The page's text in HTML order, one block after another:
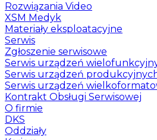
Rozwiązania Video
XSM Medyk
Materiały eksploatacyjne
Serwis
Zgłoszenie serwisowe
Serwis urządzeń
Serwis urządzeń
Serwis urządzeń
Kontrakt Obsługi Serwisowej
O firmie
DKS
Oddziały